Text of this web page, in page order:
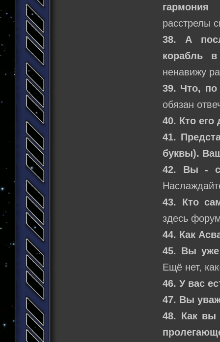
гармония
расстрелы
38. А
корабль
ненавижу
39. Что,
обязан
40. Кто
41.
буквы).
42. Вы -
43. Кто
здесь
44. Как
45. Вы уже
Ещё нет,
46. У вас
47. Вы
48. Как вы